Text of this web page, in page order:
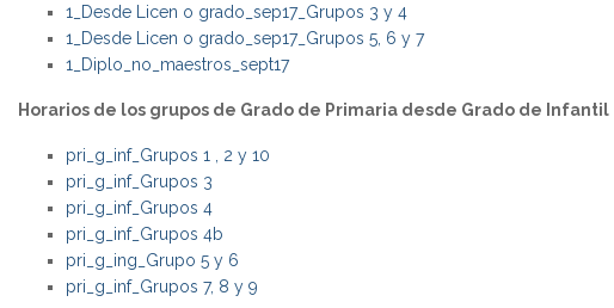
1_Desde Licen o grado_sep17_Grupos 3 y 4
1_Desde Licen o grado_sep17_Grupos 5, 6 y 7
1_Diplo_no_maestros_sept17
Horarios de los grupos de Grado de Primaria desde Grado de Infantil
pri_g_inf_Grupos 1 , 2 y 10
pri_g_inf_Grupos 3
pri_g_inf_Grupos 4
pri_g_inf_Grupos 4b
pri_g_ing_Grupo 5 y 6
pri_g_inf_Grupos 7, 8 y 9